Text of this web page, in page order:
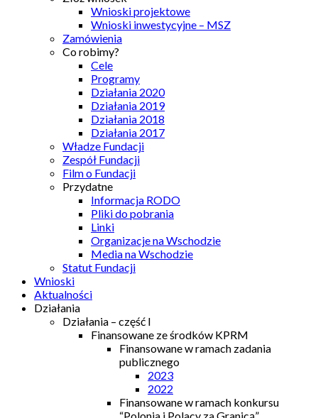
Wnioski projektowe
Wnioski inwestycyjne – MSZ
Zamówienia
Co robimy?
Cele
Programy
Działania 2020
Działania 2019
Działania 2018
Działania 2017
Władze Fundacji
Zespół Fundacji
Film o Fundacji
Przydatne
Informacja RODO
Pliki do pobrania
Linki
Organizacje na Wschodzie
Media na Wschodzie
Statut Fundacji
Wnioski
Aktualności
Działania
Działania – część I
Finansowane ze środków KPRM
Finansowane w ramach zadania
publicznego
2023
2022
Finansowane w ramach konkursu